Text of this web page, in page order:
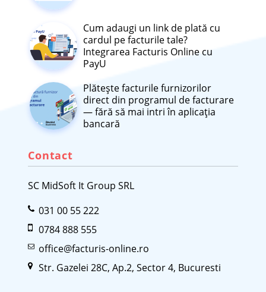
Cum adaugi un link de plată cu
cardul pe facturile tale?
Integrarea Facturis Online cu
PayU
Plătește facturile furnizorilor
direct din programul de facturare
— fără să mai intri în aplicația
bancară
Contact
SC MidSoft It Group SRL
031 00 55 222
0784 888 555
office@facturis-online.ro
Str. Gazelei 28C, Ap.2, Sector 4, Bucuresti